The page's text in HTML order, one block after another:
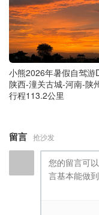
小熊2026年暑假自驾游
陕西-潼关古城-河南-陕
行程113.2公里
留言 抢沙发